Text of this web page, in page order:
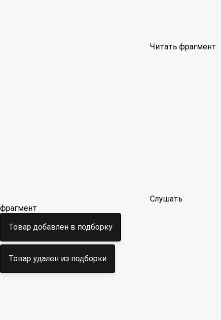
Читать фрагмент
Слушать
фрагмент
Товар добавлен в подборку
Товар удален из подборки